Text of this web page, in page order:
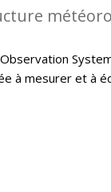
à mesurer et à